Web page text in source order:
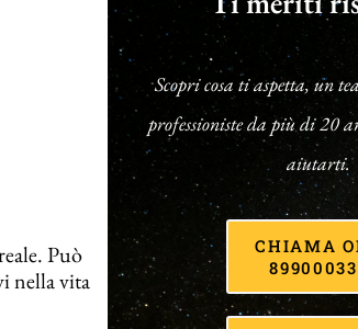
Può
nella vita
Scopri cosa ti aspetta, un
professioniste da più di 20
aiutarti.
CHIAMA